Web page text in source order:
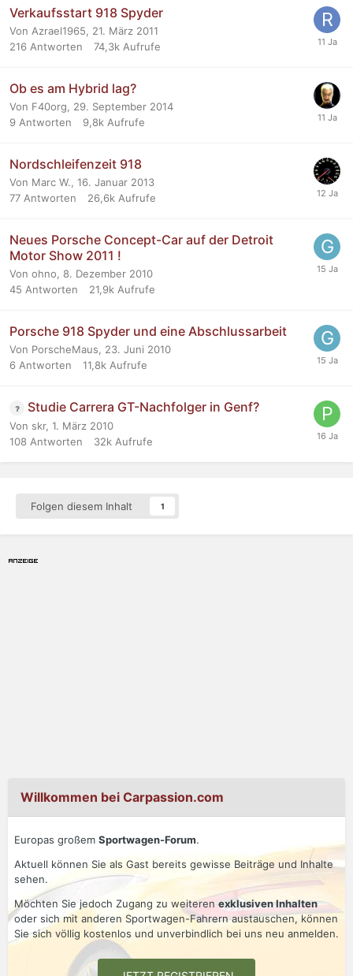
Verkaufsstart 918 Spyder
Von Azrael1965, 21. März 2011
216 Antworten 74,3k Aufrufe
Ob es am Hybrid lag?
Von F40org, 29. September 2014
9 Antworten 9,8k Aufrufe
Nordschleifenzeit 918
Von Marc W., 16. Januar 2013
77 Antworten 26,6k Aufrufe
Neues Porsche Concept-Car auf der Detroit
Motor Show 2011 !
Von ohno, 8. Dezember 2010
45 Antworten 21,9k Aufrufe
Porsche 918 Spyder und eine Abschlussarbeit
Von PorscheMaus, 23. Juni 2010
6 Antworten 11,8k Aufrufe
Studie Carrera GT-Nachfolger in Genf?
Von skr, 1. März 2010
108 Antworten 32k Aufrufe
Folgen diesem Inhalt 1
Willkommen bei Carpassion.com
Europas großem Sportwagen-Forum.
Aktuell können Sie als Gast bereits gewisse Beiträge und Inhalte
sehen.
Möchten Sie jedoch Zugang zu weiterenexklusiven Inhalten
oder sich mit anderen Sportwagen-Fahrern austauschen, können
Sie sich völlig kostenlos und unverbindlich bei uns neu anmelden.